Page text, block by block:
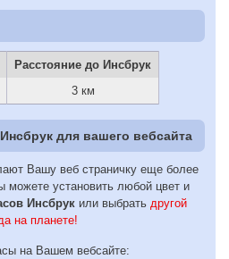
Расстояние до Инсбрук
3 км
для вашего вебсайта
Вашу веб страничку еще более
можете установить любой цвет и
Инсбрук или выбрать другой
на планете!
на Вашем вебсайте: